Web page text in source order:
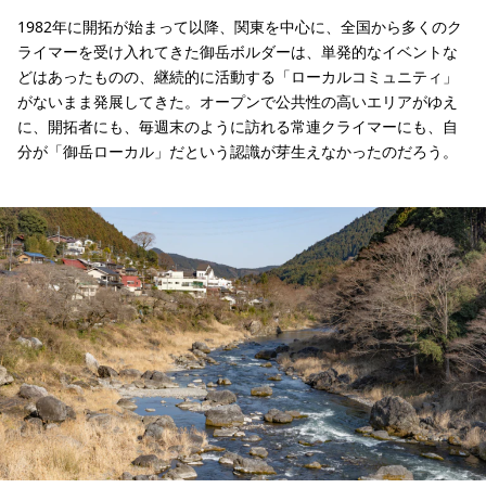
1982年に開拓が始まって以降、関東を中心に、全国から多くのク
ライマーを受け入れてきた御岳ボルダーは、単発的なイベントな
どはあったものの、継続的に活動する「ローカルコミュニティ」
がないまま発展してきた。オープンで公共性の高いエリアがゆえ
に、開拓者にも、毎週末のように訪れる常連クライマーにも、自
分が「御岳ローカル」だという認識が芽生えなかったのだろう。